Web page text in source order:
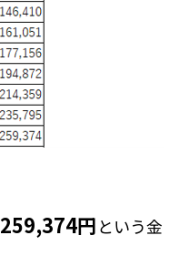
259,374円という金